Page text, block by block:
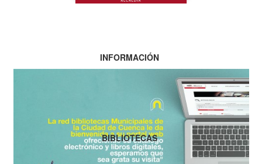
INFORMACIÓN
BIBLIOTECAS